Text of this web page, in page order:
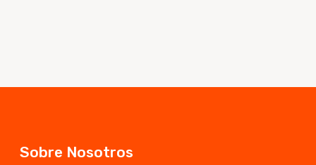
Sobre Nosotros